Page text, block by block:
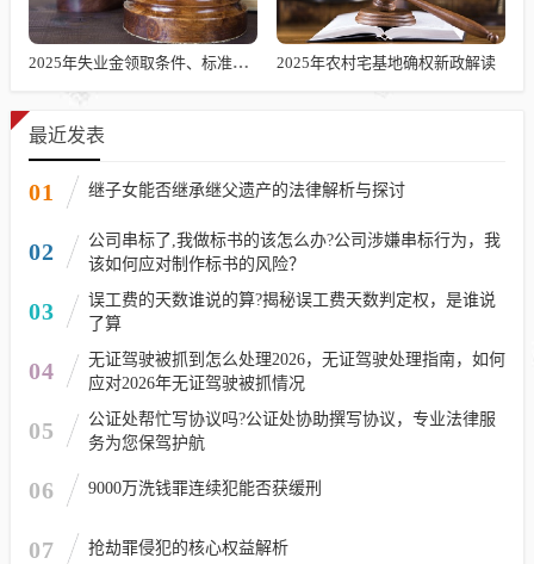
2025年失业金领取条件、标准及发放时长解析 2025年农村宅基地确权新政解读
最近发表
01 继子女能否继承继父遗产的法律解析与探讨
02
公司串标了,我做标书的该怎么办?公司涉嫌串标行为，我
该如何应对制作标书的风险？
03
误工费的天数谁说的算?揭秘误工费天数判定权，是谁说
了算
04
无证驾驶被抓到怎么处理2026，无证驾驶处理指南，如何
应对2026年无证驾驶被抓情况
05
公证处帮忙写协议吗?公证处协助撰写协议，专业法律服
务为您保驾护航
06 9000万洗钱罪连续犯能否获缓刑
07 抢劫罪侵犯的核心权益解析